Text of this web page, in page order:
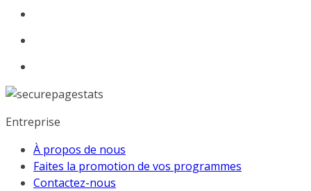
Entreprise
À propos de nous
Faites la promotion de vos programmes
Contactez-nous